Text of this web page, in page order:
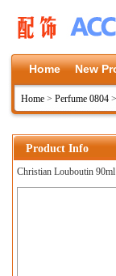
Home New
Home > Perfume 0804 >
Product Info
Christian Louboutin